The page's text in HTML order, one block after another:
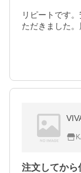
リピートです
ただきました